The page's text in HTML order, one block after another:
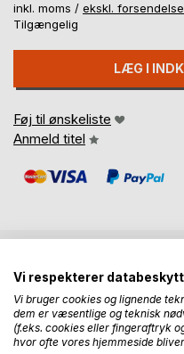
inkl. moms / ekskl. forsendelse
Tilgængelig
LÆG I
Føj til ønskeliste
Anmeld titel
BESKRIVELSE
En billedbog om
Vi respekterer
Vi bruger cookies og lignende
dem er væsentlige og teknisk
(f.eks. cookies eller fingeraftryk
hvor ofte vores hjemmeside